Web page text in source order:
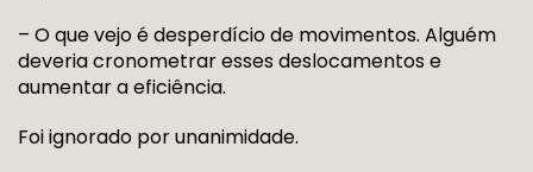
– O que vejo é desperdício de movimentos. Alguém
deveria cronometrar esses deslocamentos e
aumentar a eficiência.
Foi ignorado por unanimidade.